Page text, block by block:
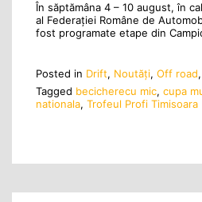
În săptămâna 4 – 10 august, în
al Federației Române de
fost programate etape din
Posted in Drift, Noutăţi, Off road,
Tagged becicherecu mic, cupa
nationala, Trofeul Profi Timisoara